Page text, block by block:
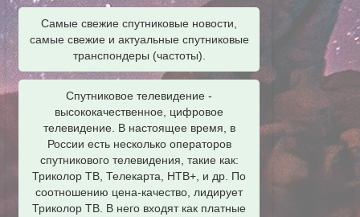
Самые свежие спутниковые новости,
самые свежие и актуальные спутниковые
транспондеры (частоты).
Спутниковое телевидение -
высококачественное, цифровое
телевидение. В настоящее время, в
России есть несколько операторов
спутникового телевидения, такие как:
Триколор ТВ, Телекарта, НТВ+, и др. По
соотношению цена-качество, лидирует
Триколор ТВ. В него входят как платные